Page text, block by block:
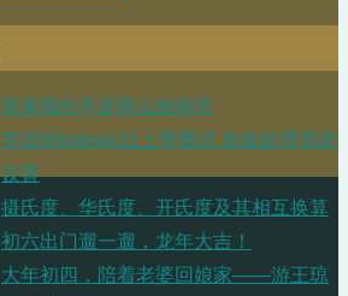
原来我也不是那么放得开
开启Windows11上帝模式 高效处理系统
设置
摄氏度、华氏度、开氏度及其相互换算
初六出门遛一遛，龙年大吉！
大年初四，陪着老婆回娘家——游王琼